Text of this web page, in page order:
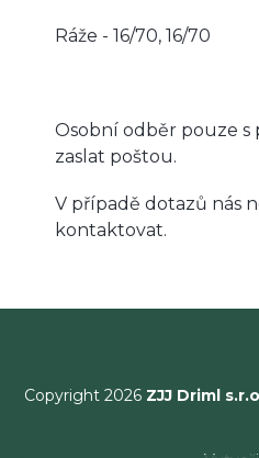
Ráže - 16/70, 16/70
Osobní odběr pouze s
zaslat poštou.
V případě dotazů nás
kontaktovat.
Copyright 2026 ZJJ Driml